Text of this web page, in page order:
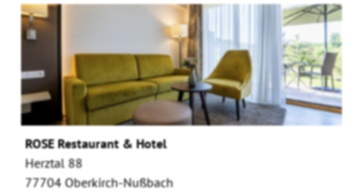
ROSE Restaurant & Hotel
Herztal 88
77704 Oberkirch-Nußbach